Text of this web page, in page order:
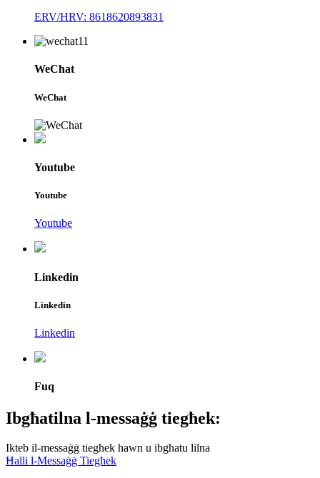
ERV/HRV: 8618620893831
WeChat
WeChat
Youtube
Youtube
Youtube
Linkedin
Linkedin
Linkedin
Fuq
Ibgħatilna l-messaġġ tiegħek:
Ikteb il-messaġġ tiegħek hawn u ibgħatu lilna
Ħalli l-Messaġġ Tiegħek